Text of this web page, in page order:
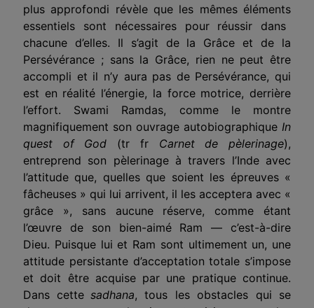
plus approfondi révèle que les mêmes éléments
essentiels sont nécessaires pour réussir dans
chacune d’elles. Il s’agit de la Grâce et de la
Persévérance ; sans la Grâce, rien ne peut être
accompli et il n’y aura pas de Persévérance, qui
est en réalité l’énergie, la force motrice, derrière
l’effort. Swami Ramdas, comme le montre
magnifiquement son ouvrage autobiographique In
quest of God (tr fr Carnet de pèlerinage) ,
entreprend son pèlerinage à travers l’Inde avec
l’attitude que, quelles que soient les épreuves «
fâcheuses » qui lui arrivent, il les acceptera avec «
grâce », sans aucune réserve, comme étant
l’œuvre de son bien-aimé Ram — c’est-à-dire
Dieu. Puisque lui et Ram sont ultimement un, une
attitude persistante d’acceptation totale s’impose
et doit être acquise par une pratique continue.
Dans cette sadhana, tous les obstacles qui se